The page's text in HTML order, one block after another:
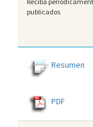
publicados
Resumen
PDF